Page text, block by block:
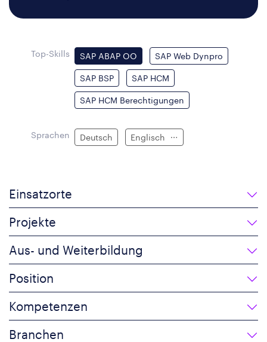
Top-Skills SAP ABAP OO SAP Web Dynpro
SAP BSP SAP HCM
SAP HCM Berechtigungen
Sprachen Deutsch Englisch
Einsatzorte
Projekte
Aus- und Weiterbildung
Position
Kompetenzen
Branchen